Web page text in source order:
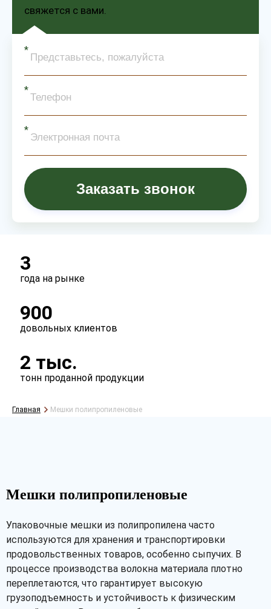
свяжется с вами.
Заказать звонок
3
года на рынке
900
довольных клиентов
2 тыс.
тонн проданной продукции
Главная Мешки полипропиленовые
Мешки полипропиленовые
Упаковочные мешки из полипропилена часто
используются для хранения и транспортировки
продовольственных товаров, особенно сыпучих. В
процессе производства волокна материала плотно
переплетаются, что гарантирует высокую
грузоподъемность и устойчивость к физическим